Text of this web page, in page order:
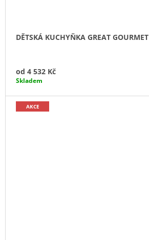
DĚTSKÁ KUCHYŇKA GREAT GOURMET
od 4 532 Kč
Skladem
AKCE